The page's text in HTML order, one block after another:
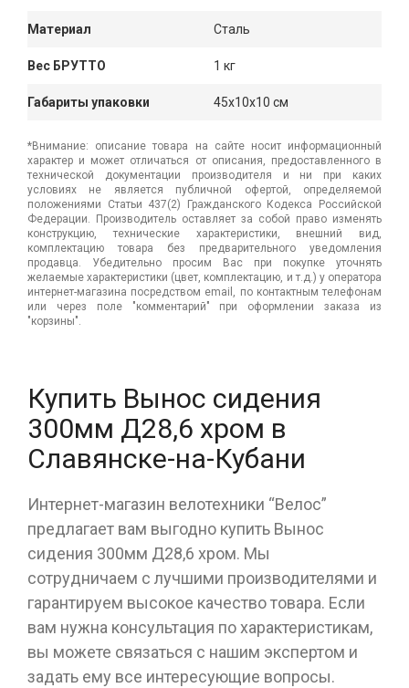
Материал Сталь
Вес БРУТТО 1 кг
Габариты упаковки 45x10x10 см
*Внимание: описание товара на сайте носит информационный
характер и может отличаться от описания, предоставленного в
технической документации производителя и ни при каких
условиях не является публичной офертой, определяемой
положениями Статьи 437(2) Гражданского Кодекса Российской
Федерации. Производитель оставляет за собой право изменять
конструкцию, технические характеристики, внешний вид,
комплектацию товара без предварительного уведомления
продавца. Убедительно просим Вас при покупке уточнять
желаемые характеристики (цвет, комплектацию, и т.д.) у оператора
интернет-магазина посредством email, по контактным телефонам
или через поле "комментарий" при оформлении заказа из
"корзины".
Купить Вынос сидения
300мм Д28,6 хром в
Славянске-на-Кубани
Интернет-магазин велотехники “Велос”
предлагает вам выгодно купить Вынос
сидения 300мм Д28,6 хром. Мы
сотрудничаем с лучшими производителями и
гарантируем высокое качество товара. Если
вам нужна консультация по характеристикам,
вы можете связаться с нашим экспертом и
задать ему все интересующие вопросы.